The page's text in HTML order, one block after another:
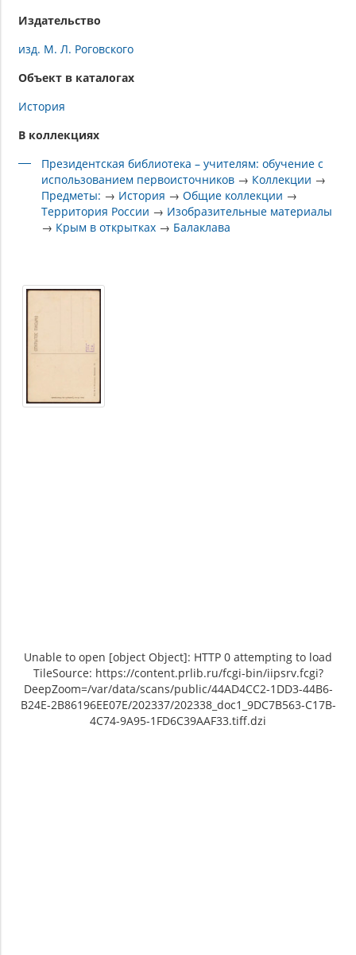
Издательство
изд. М. Л. Роговского
Объект в каталогах
История
В коллекциях
Президентская библиотека – учителям: обучение с
использованием первоисточников → Коллекции →
Предметы: → История →Общие коллекции →
Территория России → Изобразительные материалы
→ Крым в открытках → Балаклава
Unable to open [object Object]: HTTP 0 attempting to load
TileSource: https://content.prlib.ru/fcgi-bin/iipsrv.fcgi?
DeepZoom=/var/data/scans/public/44AD4CC2-1DD3-44B6-
B24E-2B86196EE07E/202337/202338_doc1_9DC7B563-C17B-
4C74-9A95-1FD6C39AAF33.tiff.dzi